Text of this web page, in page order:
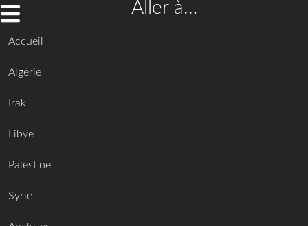
Aller à…
Accueil
Algérie
Irak
Libye
Palestine
Syrie